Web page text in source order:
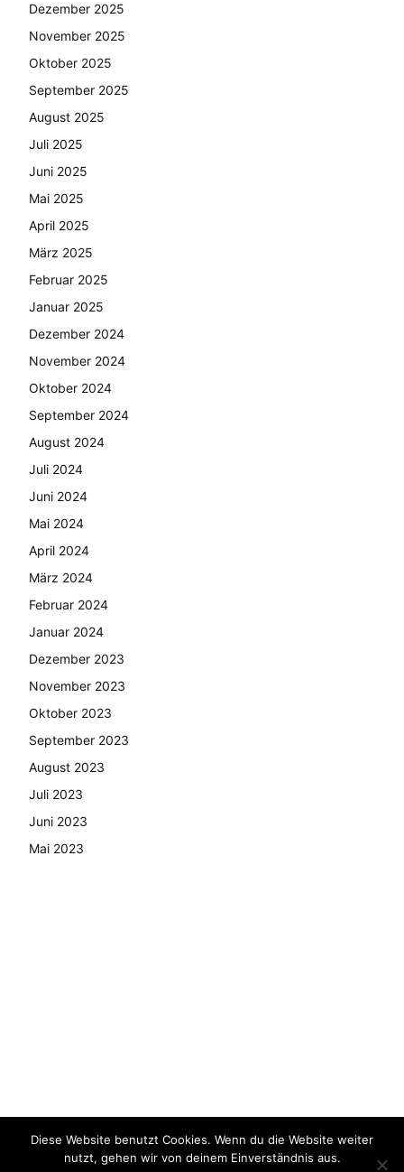
Dezember 2025
November 2025
Oktober 2025
September 2025
August 2025
Juli 2025
Juni 2025
Mai 2025
April 2025
März 2025
Februar 2025
Januar 2025
Dezember 2024
November 2024
Oktober 2024
September 2024
August 2024
Juli 2024
Juni 2024
Mai 2024
April 2024
März 2024
Februar 2024
Januar 2024
Dezember 2023
November 2023
Oktober 2023
September 2023
August 2023
Juli 2023
Juni 2023
Mai 2023
© Copyright - 2024 AutoMarktNews.de
Diese Website benutzt Cookies. Wenn du die Website weiter
nutzt, gehen wir von deinem Einverständnis aus.